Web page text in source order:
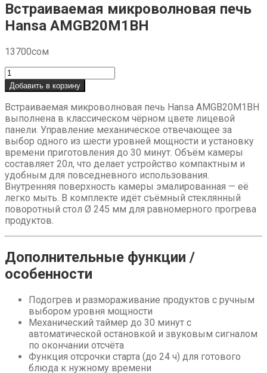
Встраиваемая микроволновая печь
Hansa AMGB20M1BH
13700сом
Количество
товара
Встраиваемая
микроволновая
печь
Hansa
AMGB20M1BH
Добавить в корзину
Встраиваемая микроволновая печь Hansa AMGB20M1BH
выполнена в классическом чёрном цвете лицевой
панели. Управление механическое отвечающее за
выбор одного из шести уровней мощности и установку
времени приготовления до 30 минут. Объём камеры
составляет 20л, что делает устройство компактным и
удобным для повседневного использования.
Внутренняя поверхность камеры эмалированная — её
легко мыть. В комплекте идёт съёмный стеклянный
поворотный стол Ø 245 мм для равномерного прогрева
продуктов.
Дополнительные функции /
особенности
Подогрев и размораживание продуктов с ручным
выбором уровня мощности
Механический таймер до 30 минут с
автоматической остановкой и звуковым сигналом
по окончании отсчёта
Функция отсрочки старта (до 24 ч) для готового
блюда к нужному времени